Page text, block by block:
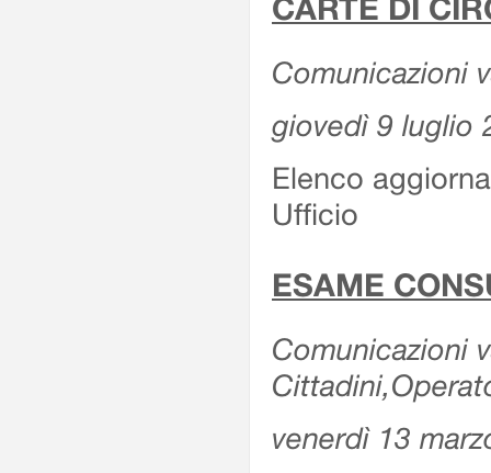
CARTE DI
Comunicazioni
giovedì 9 luglio
Elenco
Ufficio
ESAME
Comunicazioni
venerdì 13